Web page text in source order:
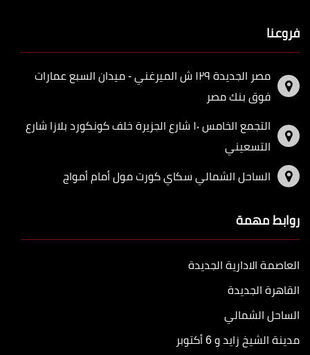
فروعنا
مصر الجديدة ١٢٩ ش الميرغني - ميدان السبع عمارات
فوق بنك مصر
التجمع الخامس ١٠ شارع الجزيرة خلف كونكورد بلازا شارع
التسعيني
الساحل الشمالي سكاي كورت مول أمام أمواج
روابط مهمة
العاصمة الادارية الجديدة
القاهرة الجديدة
الساحل الشمالي
مدينة الشيخ زايد و 6 أكتوبر